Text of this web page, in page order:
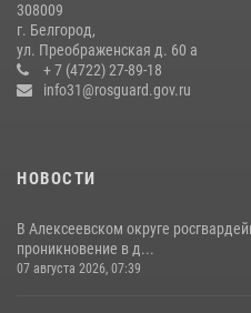
Белгородский росгвардеец стал
чемпионата войск национальной
боксу
07 июля 2026, 16:59
308009
г. Белгород,
ул. Преображенская д. 60 а
+ 7 (4722) 27-89-18
info31@rosguard.gov.ru
НОВОСТИ
В Алексеевском округе
проникновение в д...
07 августа 2026, 07:39